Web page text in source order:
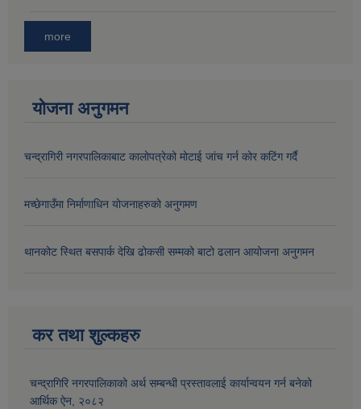
more
योजना अनुगमन
चन्द्रागिरी नगरपालिकाबाट कालोपत्रेको मोटाई जांच गर्न कोर कटिंग गर्दै
मच्छेगाउँमा निर्माणाधिन योजनाहरुको अनुगमण
थानकोट स्थित बसपार्क देखि ढोकसी सम्मको बाटो ढलान आयोजना अनुगमन
कर तथा शुल्कहरु
चन्द्रागिरि नगरपालिकाको अर्थ सम्बन्धी प्रस्तावलाई कार्यान्वयन गर्न बनेको
आर्थिक ऐन, २०८२